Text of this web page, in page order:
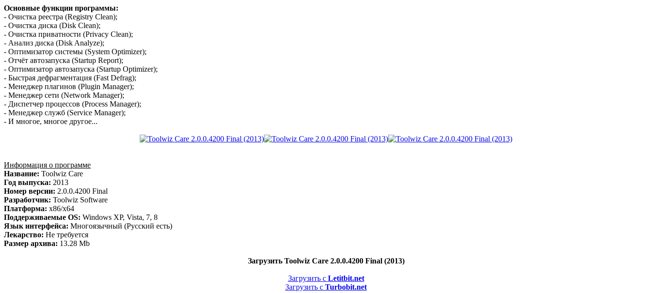
Основные функции программы:
- Очистка реестра (Registry Clean);
- Очистка диска (Disk Clean);
- Очистка приватности (Privacy Clean);
- Анализ диска (Disk Analyze);
- Оптимизатор системы (System Optimizer);
- Отчёт автозапуска (Startup Report);
- Оптимизатор автозапуска (Startup Optimizer);
- Быстрая дефрагментация (Fast Defrag);
- Менеджер плагинов (Plugin Manager);
- Менеджер сети (Network Manager);
- Диспетчер процессов (Process Manager);
- Менеджер служб (Service Manager);
- И многое, многое другое...
Информация о программе
Название: Toolwiz Care
Год выпуска: 2013
Номер версии: 2.0.0.4200 Final
Разработчик: Toolwiz Software
Платформа: x86/x64
Поддерживаемые OS: Windows XP, Vista, 7, 8
Язык интерфейса: Многоязычный (Русский есть)
Лекарство: Не требуется
Размер архива: 13.28 Mb
Загрузить Toolwiz Care 2.0.0.4200 Final (2013)
Загрузить с Letitbit.net
Загрузить с Turbobit.net